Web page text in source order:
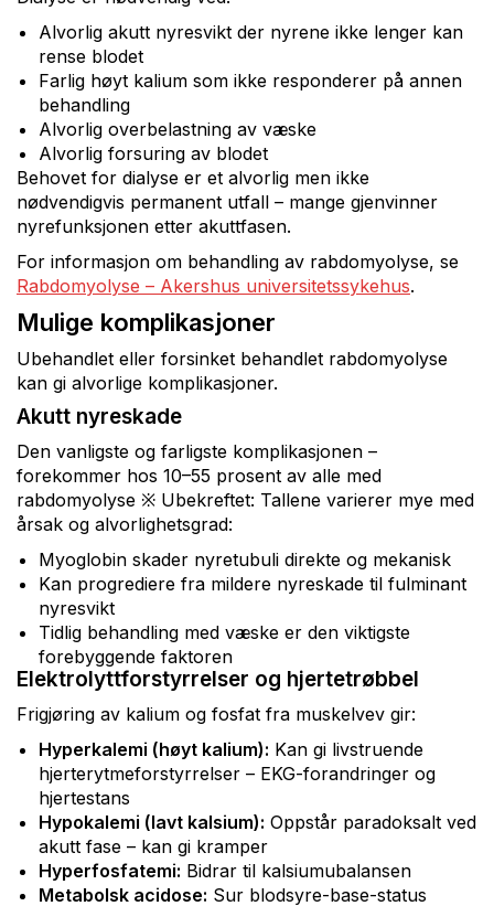
Alvorlig akutt nyresvikt der nyrene ikke lenger kan
rense blodet
Farlig høyt kalium som ikke responderer på annen
behandling
Alvorlig overbelastning av væske
Alvorlig forsuring av blodet
Behovet for dialyse er et alvorlig men ikke
nødvendigvis permanent utfall – mange gjenvinner
nyrefunksjonen etter akuttfasen.
For informasjon om behandling av rabdomyolyse, se
Rabdomyolyse – Akershus universitetssykehus.
Mulige komplikasjoner
Ubehandlet eller forsinket behandlet rabdomyolyse
kan gi alvorlige komplikasjoner.
Akutt nyreskade
Den vanligste og farligste komplikasjonen –
forekommer hos 10–55 prosent av alle med
rabdomyolyse ※ Ubekreftet: Tallene varierer mye med
årsak og alvorlighetsgrad:
Myoglobin skader nyretubuli direkte og mekanisk
Kan progrediere fra mildere nyreskade til fulminant
nyresvikt
Tidlig behandling med væske er den viktigste
forebyggende faktoren
Elektrolyttforstyrrelser og hjertetrøbbel
Frigjøring av kalium og fosfat fra muskelvev gir:
Hyperkalemi (høyt kalium): Kan gi livstruende
hjerterytmeforstyrrelser – EKG-forandringer og
hjertestans
Hypokalemi (lavt kalsium): Oppstår paradoksalt ved
akutt fase – kan gi kramper
Hyperfosfatemi: Bidrar til kalsiumubalansen
Metabolsk acidose: Sur blodsyre-base-status